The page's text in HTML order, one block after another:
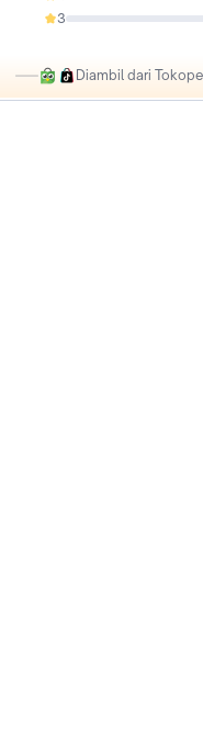
3
0%
Diambil dari